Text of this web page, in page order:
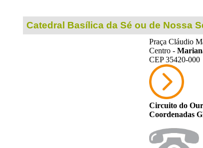
Catedral Basílica da Sé ou de Nossa
Praça Cláudio
Centro -
CEP 35420-000
Circuito do
Coordenadas